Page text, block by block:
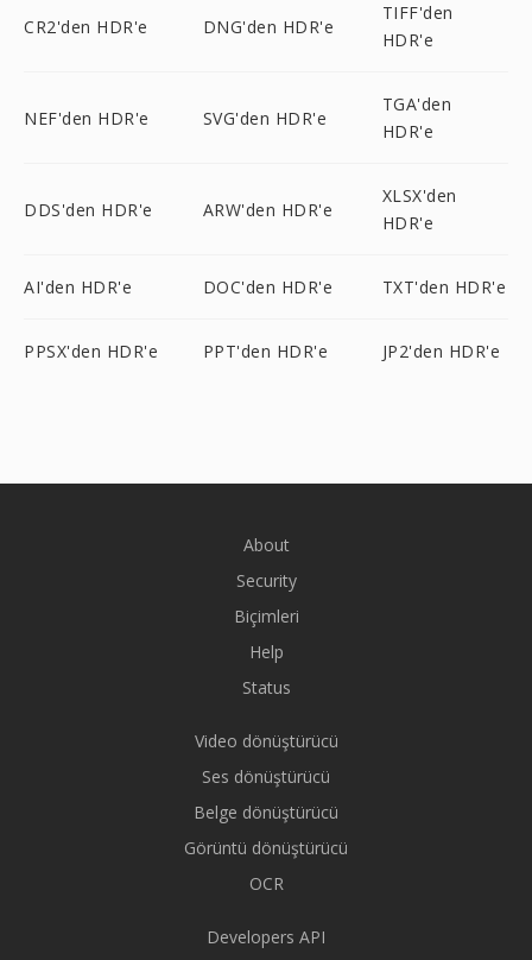
CR2'den HDR'e DNG'den HDR'e
TIFF'den
HDR'e
NEF'den HDR'e SVG'den HDR'e
TGA'den
HDR'e
DDS'den HDR'e ARW'den HDR'e
XLSX'den
HDR'e
AI'den HDR'e DOC'den HDR'e TXT'den HDR'e
PPSX'den HDR'e PPT'den HDR'e JP2'den HDR'e
About
Security
Biçimleri
Help
Status
Video dönüştürücü
Ses dönüştürücü
Belge dönüştürücü
Görüntü dönüştürücü
OCR
Developers API